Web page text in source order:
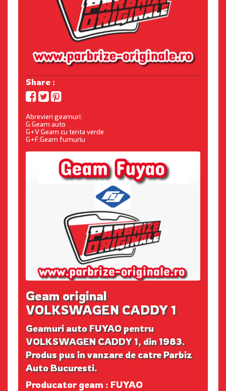
Share :
Abrevieri geamuri:
G:Geam auto
G+V:Geam cu tenta verde
G+F:Geam fumuriu
Geam original
VOLKSWAGEN CADDY 1
Geamuri auto FUYAO pentru
VOLKSWAGEN CADDY 1, din 1983.
Produs pus in vanzare de catre Parbiz
Auto Bucuresti.
Producator geam : FUYAO